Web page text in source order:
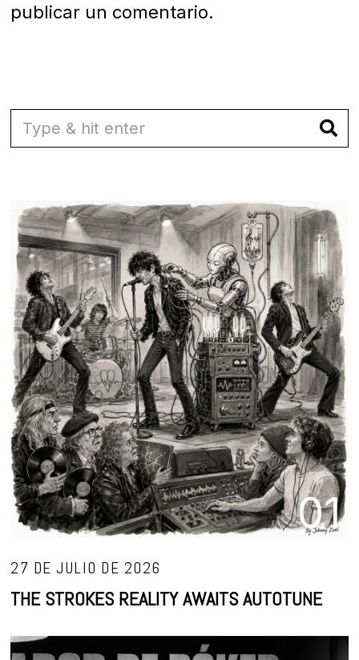
publicar un comentario.
01
27 DE JULIO DE 2026
THE STROKES REALITY AWAITS AUTOTUNE